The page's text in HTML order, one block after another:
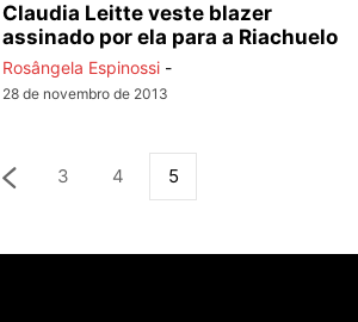
Claudia Leitte veste blazer
assinado por ela para a Riachuelo
Rosângela Espinossi -
28 de novembro de 2013
3 4 5